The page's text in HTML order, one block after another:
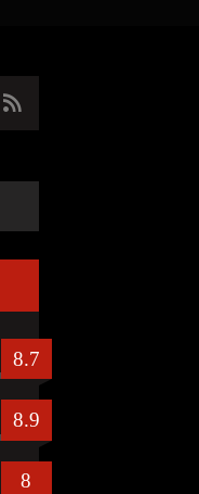
8.7
8.9
8